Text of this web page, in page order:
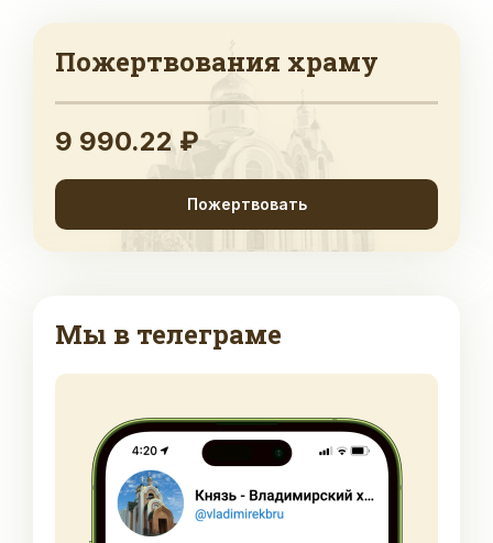
Пожертвования храму
9 990.22 ₽
Пожертвовать
Мы в телеграме